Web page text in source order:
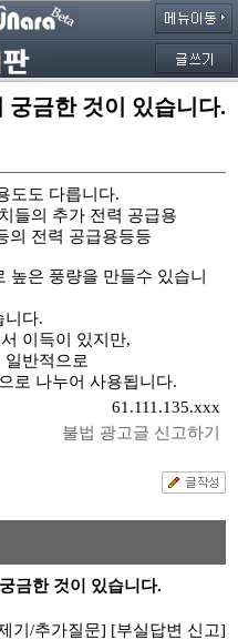
궁금한 것이 있습니다.
도도 다릅니다.
들의 추가 전력 공급용
의 전력 공급용등등
높은 풍량을 만들수 있습니
니다.
이득이 있지만,
반적으로
로 나누어 사용됩니다.
61.111.135.xxx
불법 광고글 신고하기
금한 것이 있습니다.
기/추가질문] [부실답변 신고]